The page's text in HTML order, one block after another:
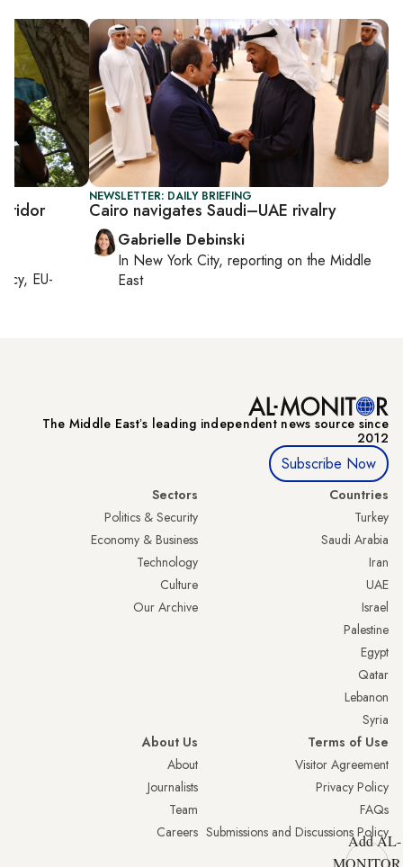
NEWSLETTER: DAILY BRIEFING
Cairo navigates Saudi–UAE rivalry
Gabrielle Debinski
In New York City, reporting onthe Middle
East
EU-
The Middle Eastʼs leading independent news source since
2012
Subscribe Now
Countries
Turkey
Saudi Arabia
Iran
UAE
Israel
Palestine
Egypt
Qatar
Lebanon
Syria
Sectors
Politics & Security
Economy & Business
Technology
Culture
Our Archive
Terms of Use
Visitor Agreement
Privacy Policy
FAQs
Submissions and Discussions Policy
About Us
About
Journalists
Team
Careers
Add AL-
MONITOR